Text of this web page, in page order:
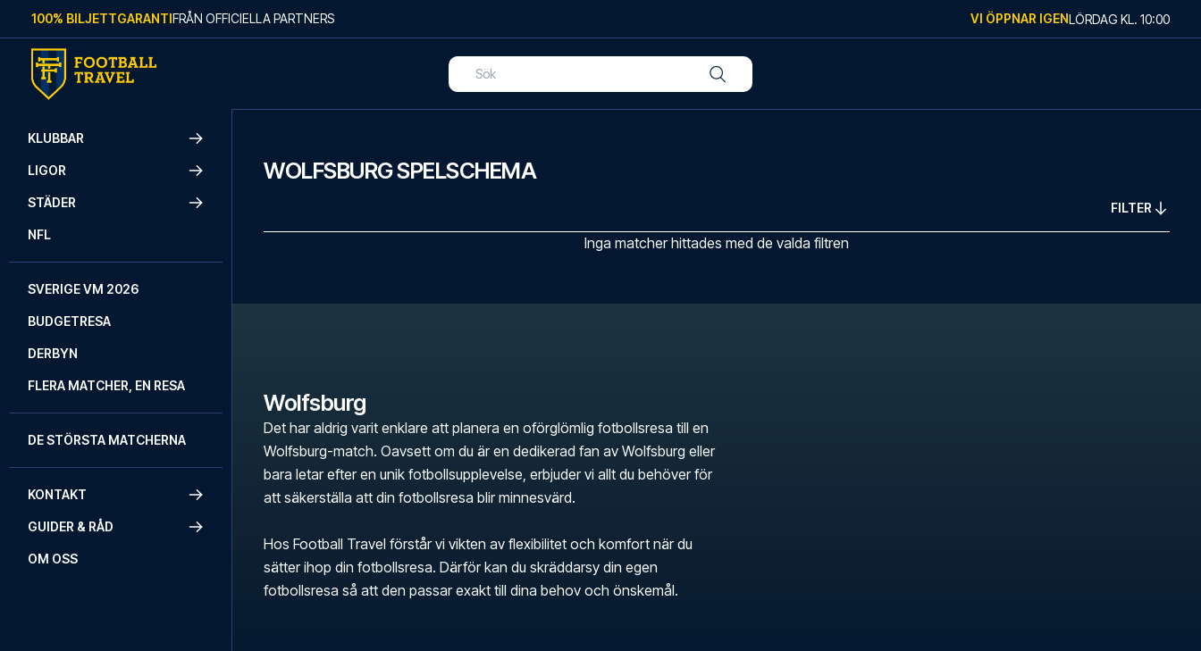
Skip to content
100% BILJETTGARANTIFRÅN OFFICIELLA PARTNERS VI ÖPPNAR IGENLÖRDAG KL. 10:00
KLUBBAR
LIGOR
STÄDER
NFL
SVERIGE VM 2026
BUDGETRESA
DERBYN
FLERA MATCHER, EN RESA
DE STÖRSTA MATCHERNA
KONTAKT
GUIDER & RÅD
OM OSS
WOLFSBURG SPELSCHEMA
FILTER
Inga matcher hittades med de valda filtren
Wolfsburg
Det har aldrig varit enklare att planera en oförglömlig fotbollsresa till en
Wolfsburg-match. Oavsett om du är en dedikerad fan av Wolfsburg eller
bara letar efter en unik fotbollsupplevelse, erbjuder vi allt du behöver för
att säkerställa att din fotbollsresa blir minnesvärd.
Hos Football Travel förstår vi vikten av flexibilitet och komfort när du
sätter ihop din fotbollsresa. Därför kan du skräddarsy din egen
fotbollsresa så att den passar exakt till dina behov och önskemål.